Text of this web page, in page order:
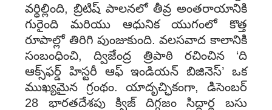
వర్ధిల్లింది, బ్రిటిష్ పాలనలో తీవ్ర అంతరాయానికి
గురైంది మరియు ఆధునిక యుగంలో కొత్త
రూపాల్లో తిరిగి పుంజుకుంది. వలసవాద కాలానికి
సంబంధించి, ద్విజేంద్ర త్రిపాఠి రచించిన ‘ది
ఆక్స్‌ఫర్డ్ హిస్టరీ ఆఫ్ ఇండియన్ బిజినెస్’ ఒక
ముఖ్యమైన గ్రంథం. యాదృచ్ఛికంగా, డిసెంబర్
28 భారతదేశపు క్విజ్ దిగ్గజం సిద్ధార్థ బసు